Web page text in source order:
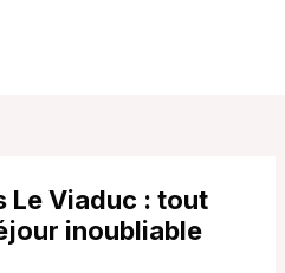
Le Viaduc : tout
inoubliable